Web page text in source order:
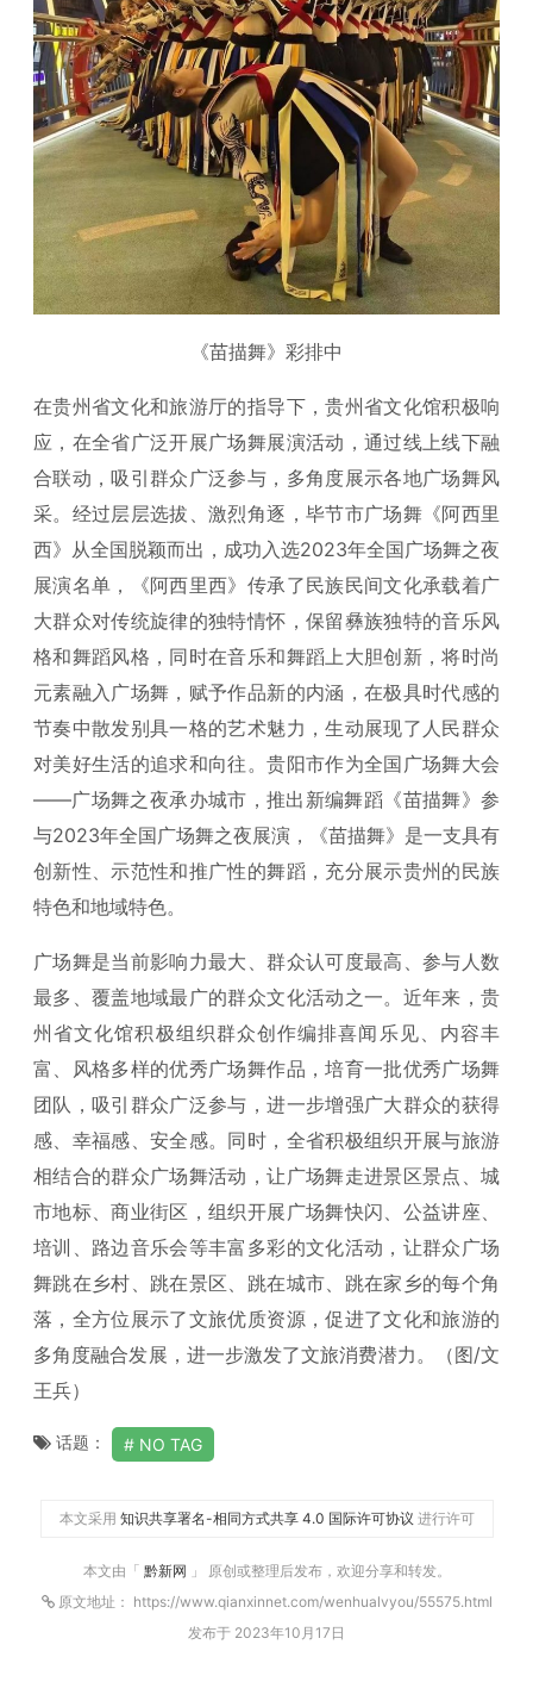
《苗描舞》彩排中
在贵州省文化和旅游厅的指导下，贵州省文化馆积极响
应，在全省广泛开展广场舞展演活动，通过线上线下融
合联动，吸引群众广泛参与，多角度展示各地广场舞风
采。经过层层选拔、激烈角逐，毕节市广场舞《阿西里
西》从全国脱颖而出，成功入选2023年全国广场舞之夜
展演名单，《阿西里西》传承了民族民间文化承载着广
大群众对传统旋律的独特情怀，保留彝族独特的音乐风
格和舞蹈风格，同时在音乐和舞蹈上大胆创新，将时尚
元素融入广场舞，赋予作品新的内涵，在极具时代感的
节奏中散发别具一格的艺术魅力，生动展现了人民群众
对美好生活的追求和向往。贵阳市作为全国广场舞大会
——广场舞之夜承办城市，推出新编舞蹈《苗描舞》参
与2023年全国广场舞之夜展演，《苗描舞》是一支具有
创新性、示范性和推广性的舞蹈，充分展示贵州的民族
特色和地域特色。
广场舞是当前影响力最大、群众认可度最高、参与人数
最多、覆盖地域最广的群众文化活动之一。近年来，贵
州省文化馆积极组织群众创作编排喜闻乐见、内容丰
富、风格多样的优秀广场舞作品，培育一批优秀广场舞
团队，吸引群众广泛参与，进一步增强广大群众的获得
感、幸福感、安全感。同时，全省积极组织开展与旅游
相结合的群众广场舞活动，让广场舞走进景区景点、城
市地标、商业街区，组织开展广场舞快闪、公益讲座、
培训、路边音乐会等丰富多彩的文化活动，让群众广场
舞跳在乡村、跳在景区、跳在城市、跳在家乡的每个角
落，全方位展示了文旅优质资源，促进了文化和旅游的
多角度融合发展，进一步激发了文旅消费潜力。（图/文
王兵）
话题： NO TAG
本文采用 知识共享署名-相同方式共享 4.0 国际许可协议 进行许可
本文由「 黔新网 」 原创或整理后发布，欢迎分享和转发。
原文地址： https://www.qianxinnet.com/wenhualvyou/55575.html
发布于 2023年10月17日